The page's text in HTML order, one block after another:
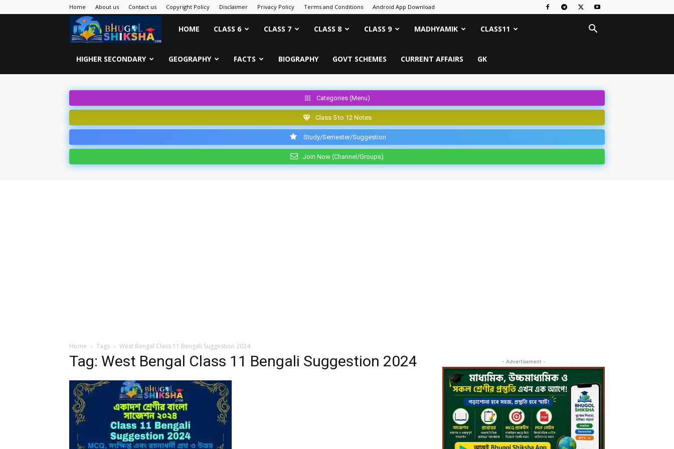
Home About us Contact us Copyright Policy Disclaimer Privacy Policy Terms and Conditions Android App Download
Bhugol
Shiksha
HOME CLASS 6 CLASS 7 CLASS 8 CLASS 9 MADHYAMIK CLASS11
HIGHER SECONDARY GEOGRAPHY FACTS BIOGRAPHY GOVT SCHEMES CURRENT AFFAIRS GK
Categories (Menu)
Class 5 to 12 Notes
Study/Semester/Suggestion
Join Now (Channel/Groups)
Home Tags West Bengal Class 11 Bengali Suggestion 2024
Tag: West Bengal Class 11 Bengali Suggestion 2024 - Advertisement -